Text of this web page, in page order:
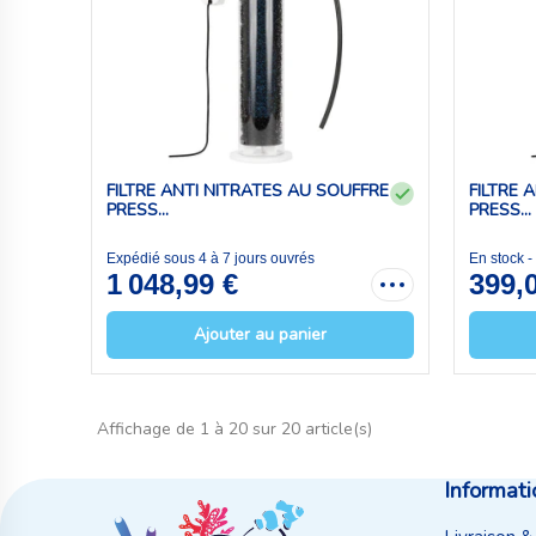
FILTRE ANTI NITRATES AU SOUFFRE
PRESS...
Expédié sous 4 à 7 jours ouvrés
1 048,99 €
Ajouter au panier
FILTRE
PRESS...
En stock
Affichage de 1 à 20 sur 20 article(s)